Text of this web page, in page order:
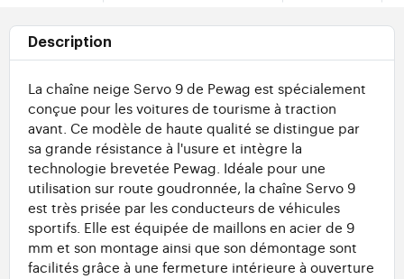
Description
La chaîne neige Servo 9 de Pewag est spécialement
conçue pour les voitures de tourisme à traction
avant. Ce modèle de haute qualité se distingue par
sa grande résistance à l'usure et intègre la
technologie brevetée Pewag. Idéale pour une
utilisation sur route goudronnée, la chaîne Servo 9
est très prisée par les conducteurs de véhicules
sportifs. Elle est équipée de maillons en acier de 9
mm et son montage ainsi que son démontage sont
facilités grâce à une fermeture intérieure à ouverture